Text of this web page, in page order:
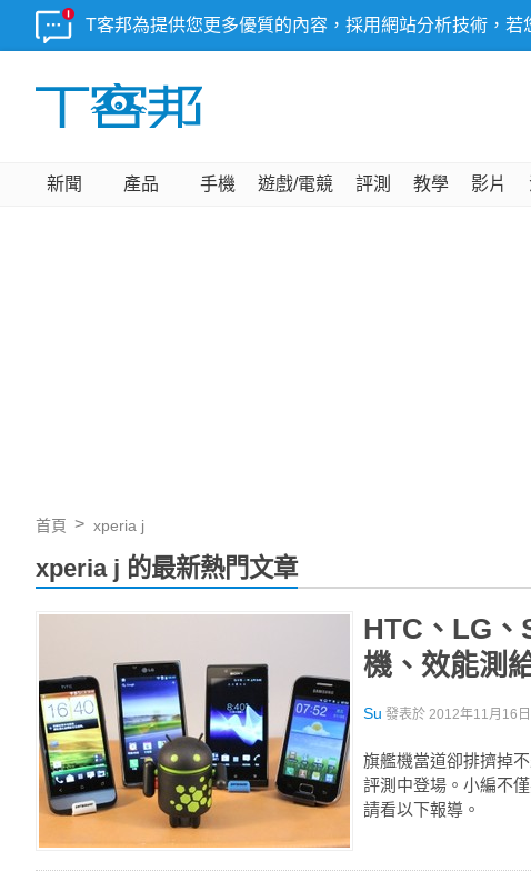
T客邦為提供您更多優質的內容，採用網站分析技術，
新聞 產品 手機 遊戲/電競 評測 教學 影片
首頁 xperia j
xperia j 的最新熱門文章
HTC、LG
機、效能測
Su 發表於 2012年11月16
旗艦機當道卻排擠掉
評測中登場。小編不
請看以下報導。